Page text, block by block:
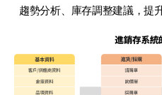
趨勢分析、庫存調整建議，提